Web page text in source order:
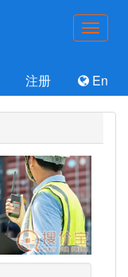
注册 En